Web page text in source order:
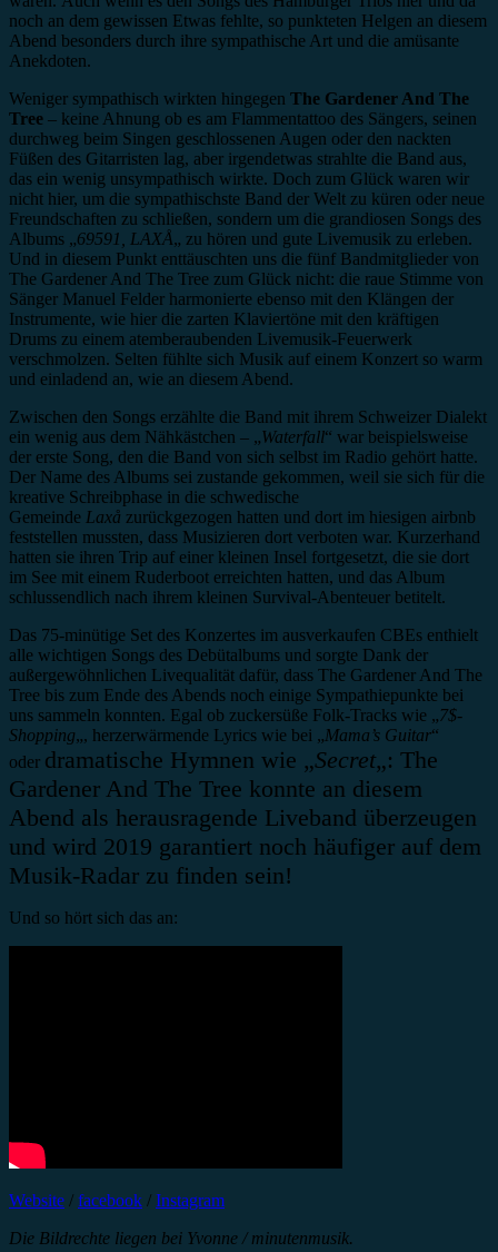
noch an dem gewissen Etwas fehlte, so punkteten Helgen an diesem
Abend besonders durch ihre sympathische Art und die amüsante
Anekdoten.
Weniger sympathisch wirkten hingegen The Gardener And The
Tree – keine Ahnung ob es am Flammentattoo des Sängers, seinen
durchweg beim Singen geschlossenen Augen oder den nackten
Füßen des Gitarristen lag, aber irgendetwas strahlte die Band aus,
das ein wenig unsympathisch wirkte. Doch zum Glück waren wir
nicht hier, um die sympathischste Band der Welt zu küren oder neue
Freundschaften zu schließen, sondern um die grandiosen Songs des
Albums „69591, LAXÅ„ zu hören und gute Livemusik zu erleben.
Und in diesem Punkt enttäuschten uns die fünf Bandmitglieder von
The Gardener And The Tree zum Glück nicht: die raue Stimme von
Sänger Manuel Felder harmonierte ebenso mit den Klängen der
Instrumente, wie hier die zarten Klaviertöne mit den kräftigen
Drums zu einem atemberaubenden Livemusik-Feuerwerk
verschmolzen. Selten fühlte sich Musik auf einem Konzert so warm
und einladend an, wie an diesem Abend.
Zwischen den Songs erzählte die Band mit ihrem Schweizer Dialekt
ein wenig aus dem Nähkästchen – „Waterfall“ war beispielsweise
der erste Song, den die Band von sich selbst im Radio gehört hatte.
Der Name des Albums sei zustande gekommen, weil sie sich für die
kreative Schreibphase in die schwedische
Gemeinde Laxå zurückgezogen hatten und dort im hiesigen airbnb
feststellen mussten, dass Musizieren dort verboten war. Kurzerhand
hatten sie ihren Trip auf einer kleinen Insel fortgesetzt, die sie dort
im See mit einem Ruderboot erreichten hatten, und das Album
schlussendlich nach ihrem kleinen Survival-Abenteuer betitelt.
Das 75-minütige Set des Konzertes im ausverkaufen CBEs enthielt
alle wichtigen Songs des Debütalbums und sorgte Dank der
außergewöhnlichen Livequalität dafür, dass The Gardener And The
Tree bis zum Ende des Abends noch einige Sympathiepunkte bei
uns sammeln konnten. Egal ob zuckersüße Folk-Tracks wie „7$-
Shopping„, herzerwärmende Lyrics wie bei „Mama’s Guitar“
oder dramatische Hymnen wie „Secret„: The
Gardener And The Tree konnte an diesem
Abend als herausragende Liveband überzeugen
und wird 2019 garantiert noch häufiger auf dem
Musik-Radar zu finden sein!
Und so hört sich das an:
Website / facebook / Instagram
Die Bildrechte liegen bei Yvonne / minutenmusik.